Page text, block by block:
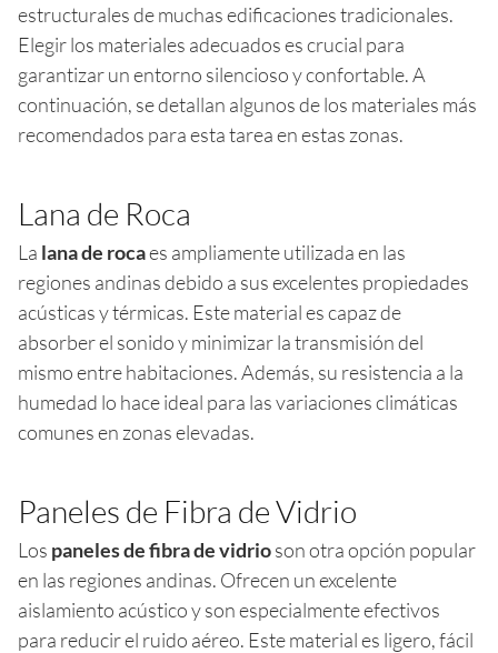
estructurales de muchas edificaciones tradicionales.
Elegir los materiales adecuados es crucial para
garantizar un entorno silencioso y confortable. A
continuación, se detallan algunos de los materiales más
recomendados para esta tarea en estas zonas.
Lana de Roca
La lana de rocaes ampliamente utilizada en las
regiones andinas debido a sus excelentes propiedades
acústicas y térmicas. Este material es capaz de
absorber el sonido y minimizar la transmisión del
mismo entre habitaciones. Además, su resistencia a la
humedad lo hace ideal para las variaciones climáticas
comunes en zonas elevadas.
Paneles de Fibra de Vidrio
Los paneles de fibra de vidrioson otra opción popular
en las regiones andinas. Ofrecen un excelente
aislamiento acústico y son especialmente efectivos
para reducir el ruido aéreo. Este material es ligero, fácil